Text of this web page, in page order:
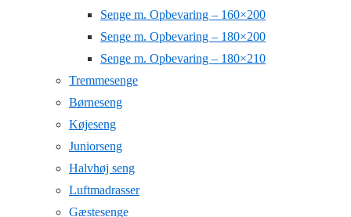
Senge m. Opbevaring – 160×200
Senge m. Opbevaring – 180×200
Senge m. Opbevaring – 180×210
Tremmesenge
Børneseng
Køjeseng
Juniorseng
Halvhøj seng
Luftmadrasser
Gæstesenge